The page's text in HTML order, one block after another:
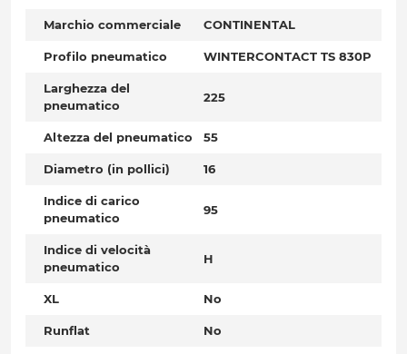
Marchio commerciale CONTINENTAL
Profilo pneumatico WINTERCONTACT TS 830P
Larghezza del
pneumatico
225
Altezza del pneumatico 55
Diametro (in pollici) 16
Indice di carico
pneumatico
95
Indice di velocità
pneumatico
H
XL No
Runflat No